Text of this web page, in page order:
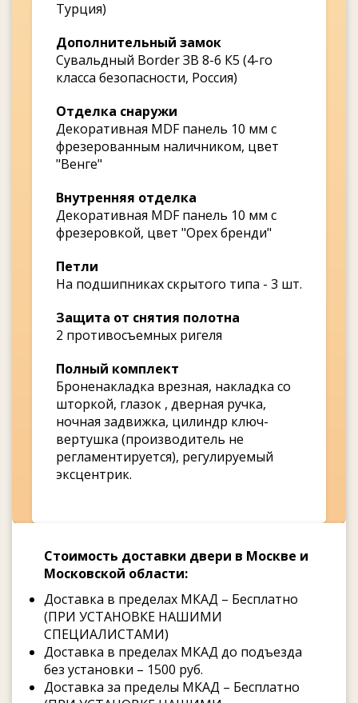
Турция)
Дополнительный замок
Сувальдный Border ЗВ 8-6 К5 (4-го
класса безопасности, Россия)
Отделка снаружи
Декоративная MDF панель 10 мм с
фрезерованным наличником, цвет
"Венге"
Внутренняя отделка
Декоративная MDF панель 10 мм с
фрезеровкой, цвет "Орех бренди"
Петли
На подшипниках скрытого типа - 3 шт.
Защита от снятия полотна
2 противосъемных ригеля
Полный комплект
Броненакладка врезная, накладка со
шторкой, глазок , дверная ручка,
ночная задвижка, цилиндр ключ-
вертушка (производитель не
регламентируется), регулируемый
эксцентрик.
Стоимость доставки двери в Москве и
Московской области:
Доставка в пределах МКАД – Бесплатно
(ПРИ УСТАНОВКЕ НАШИМИ
СПЕЦИАЛИСТАМИ)
Доставка в пределах МКАД до подъезда
без установки – 1500 руб.
Доставка за пределы МКАД – Бесплатно